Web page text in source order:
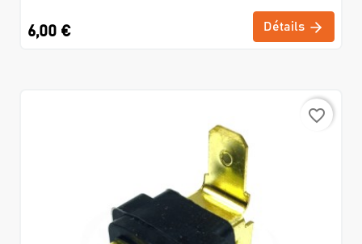
6,00 € Détails
favorite_border